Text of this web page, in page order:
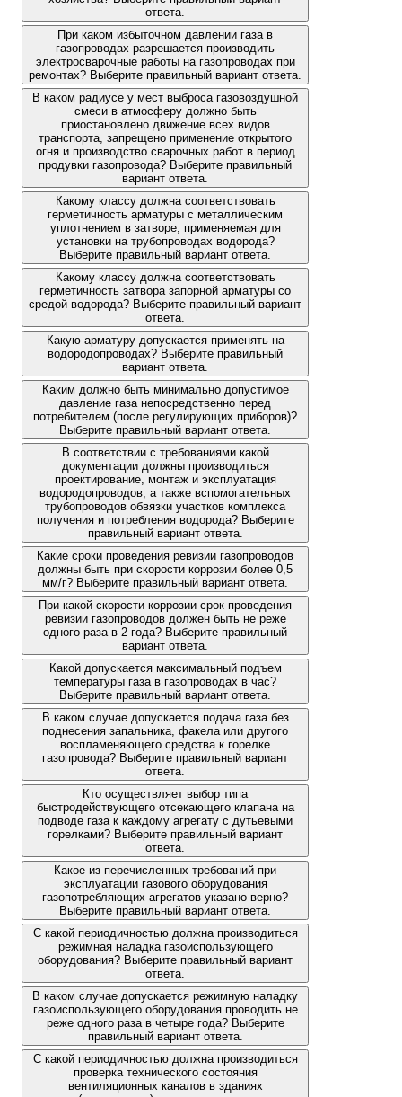
ответа.
При каком избыточном давлении газа в
газопроводах разрешается производить
электросварочные работы на газопроводах при
ремонтах? Выберите правильный вариант ответа.
В каком радиусе у мест выброса газовоздушной
смеси в атмосферу должно быть
приостановлено движение всех видов
транспорта, запрещено применение открытого
огня и производство сварочных работ в период
продувки газопровода? Выберите правильный
вариант ответа.
Какому классу должна соответствовать
герметичность арматуры с металлическим
уплотнением в затворе, применяемая для
установки на трубопроводах водорода?
Выберите правильный вариант ответа.
Какому классу должна соответствовать
герметичность затвора запорной арматуры со
средой водорода? Выберите правильный вариант
ответа.
Какую арматуру допускается применять на
водородопроводах? Выберите правильный
вариант ответа.
Каким должно быть минимально допустимое
давление газа непосредственно перед
потребителем (после регулирующих приборов)?
Выберите правильный вариант ответа.
В соответствии с требованиями какой
документации должны производиться
проектирование, монтаж и эксплуатация
водородопроводов, а также вспомогательных
трубопроводов обвязки участков комплекса
получения и потребления водорода? Выберите
правильный вариант ответа.
Какие сроки проведения ревизии газопроводов
должны быть при скорости коррозии более 0,5
мм/г? Выберите правильный вариант ответа.
При какой скорости коррозии срок проведения
ревизии газопроводов должен быть не реже
одного раза в 2 года? Выберите правильный
вариант ответа.
Какой допускается максимальный подъем
температуры газа в газопроводах в час?
Выберите правильный вариант ответа.
В каком случае допускается подача газа без
поднесения запальника, факела или другого
воспламеняющего средства к горелке
газопровода? Выберите правильный вариант
ответа.
Кто осуществляет выбор типа
быстродействующего отсекающего клапана на
подводе газа к каждому агрегату с дутьевыми
горелками? Выберите правильный вариант
ответа.
Какое из перечисленных требований при
эксплуатации газового оборудования
газопотребляющих агрегатов указано верно?
Выберите правильный вариант ответа.
С какой периодичностью должна производиться
режимная наладка газоиспользующего
оборудования? Выберите правильный вариант
ответа.
В каком случае допускается режимную наладку
газоиспользующего оборудования проводить не
реже одного раза в четыре года? Выберите
правильный вариант ответа.
С какой периодичностью должна производиться
проверка технического состояния
вентиляционных каналов в зданиях